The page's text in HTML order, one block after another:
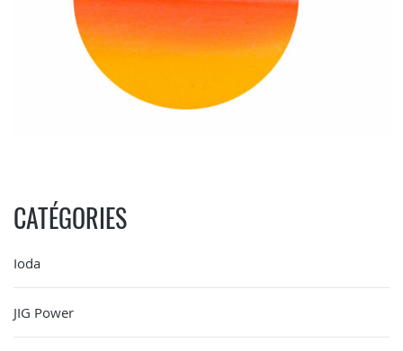
CATÉGORIES
Ioda
JIG Power